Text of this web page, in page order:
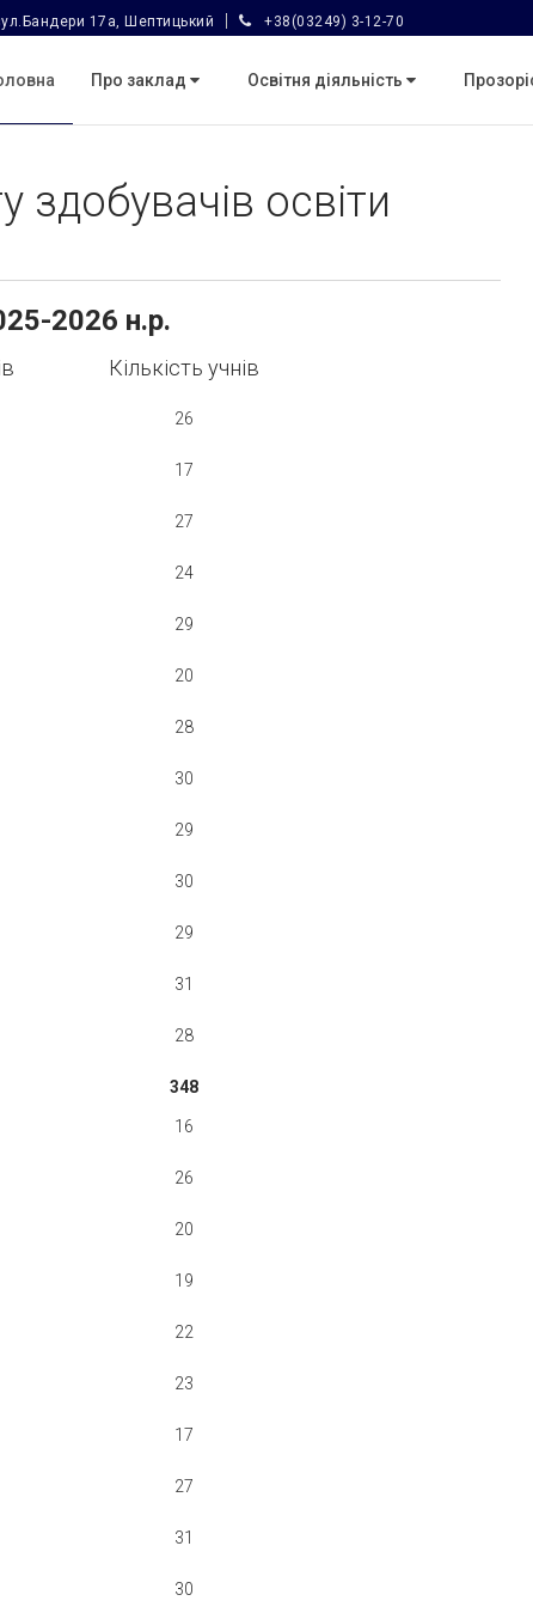
17а, Шептицький +38(03249) 3-12-70
Про заклад Освітня діяльність
освіти
2026 н.р.
Кількість учнів
26
17
27
24
29
20
28
30
29
30
29
31
28
348
16
26
20
19
22
23
17
27
31
30